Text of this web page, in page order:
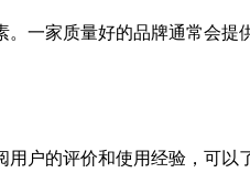
一家质量好的品牌通常会
户的评价和使用经验，可